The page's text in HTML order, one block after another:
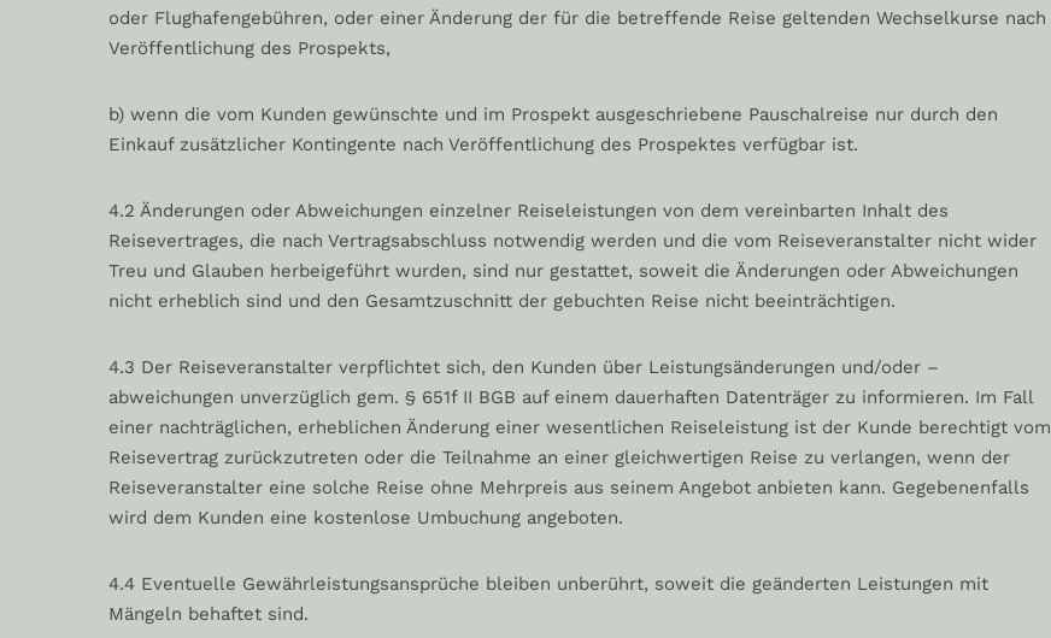
oder Flughafengebühren, oder einer Änderung der für die betreffende Reise geltenden Wechselkurse nach
Veröffentlichung des Prospekts,
b) wenn die vom Kunden gewünschte und im Prospekt ausgeschriebene Pauschalreise nur durch den
Einkauf zusätzlicher Kontingente nach Veröffentlichung des Prospektes verfügbar ist.
4.2 Änderungen oder Abweichungen einzelner Reiseleistungen von dem vereinbarten Inhalt des
Reisevertrages, die nach Vertragsabschluss notwendig werden und die vom Reiseveranstalter nicht wider
Treu und Glauben herbeigeführt wurden, sind nur gestattet, soweit die Änderungen oder Abweichungen
nicht erheblich sind und den Gesamtzuschnitt der gebuchten Reise nicht beeinträchtigen.
4.3 Der Reiseveranstalter verpflichtet sich, den Kunden über Leistungsänderungen und/oder –
abweichungen unverzüglich gem. § 651f II BGB auf einem dauerhaften Datenträger zu informieren. Im Fall
einer nachträglichen, erheblichen Änderung einer wesentlichen Reiseleistung ist der Kunde berechtigt vom
Reisevertrag zurückzutreten oder die Teilnahme an einer gleichwertigen Reise zu verlangen, wenn der
Reiseveranstalter eine solche Reise ohne Mehrpreis aus seinem Angebot anbieten kann. Gegebenenfalls
wird dem Kunden eine kostenlose Umbuchung angeboten.
4.4 Eventuelle Gewährleistungsansprüche bleiben unberührt, soweit die geänderten Leistungen mit
Mängeln behaftet sind.